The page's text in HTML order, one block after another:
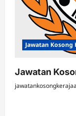
Jawatan Kosong
Jawatan